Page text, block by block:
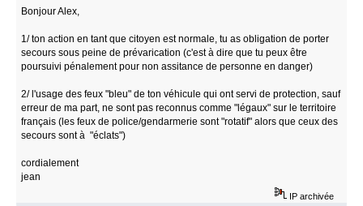
Bonjour Alex,
1/ ton action en tant que citoyen est normale, tu as obligation de porter
secours sous peine de prévarication (c'est à dire que tu peux être
poursuivi pénalement pour non assitance de personne en danger)
2/ l'usage des feux "bleu" de ton véhicule qui ont servi de protection, sauf
erreur de ma part, ne sont pas reconnus comme "légaux" sur le territoire
français (les feux de police/gendarmerie sont "rotatif" alors que ceux des
secours sont à "éclats")
cordialement
jean
IP archivée